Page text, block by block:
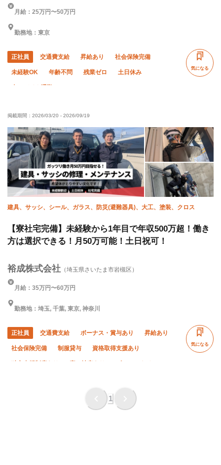
月給：25万円〜50万円
勤務地：東京
正社員 交通費支給 昇給あり 社会保険完備
未経験OK 年齢不問 残業ゼロ 土日休み
気になる
掲載期間： 2026/03/20 - 2026/09/19
建具、サッシ、シール、ガラス、防災(避難器具)、大工、塗装、クロス
【寮社宅完備】未経験から1年目で年収500万超！働き
方は選択できる！月50万可能！土日祝可！
裕成株式会社 （埼玉県さいたま市岩槻区）
月給：35万円〜60万円
勤務地：埼玉, 千葉, 東京, 神奈川
正社員 交通費支給 ボーナス・賞与あり 昇給あり
社会保険完備 制服貸与 資格取得支援あり
直帰・直行OK
転勤なし 夜勤あり
気になる
1